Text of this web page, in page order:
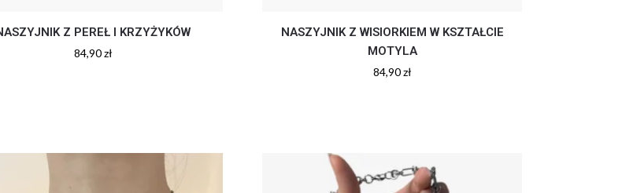
Z PEREŁ I KRZYŻYKÓW
84,90zł
NASZYJNIK Z WISIORKIEM W KSZTAŁCIE
MOTYLA
84,90zł